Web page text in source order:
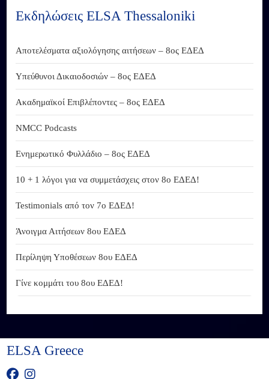
Εκδηλώσεις ELSA Thessaloniki
Αποτελέσματα αξιολόγησης αιτήσεων – 8ος ΕΔΕΔ
Υπεύθυνοι Δικαιοδοσιών – 8ος ΕΔΕΔ
Ακαδημαϊκοί Επιβλέποντες – 8ος ΕΔΕΔ
NMCC Podcasts
Ενημερωτικό Φυλλάδιο – 8ος ΕΔΕΔ
10 + 1 λόγοι για να συμμετάσχεις στον 8ο ΕΔΕΔ!
Testimonials από τον 7ο ΕΔΕΔ!
Άνοιγμα Αιτήσεων 8ου ΕΔΕΔ
Περίληψη Υποθέσεων 8ου ΕΔΕΔ
Γίνε κομμάτι του 8ου ΕΔΕΔ!
ELSA Greece